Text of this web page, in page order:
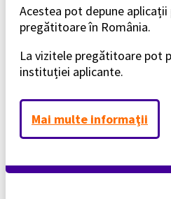
Acestea pot depune
pregătitoare în România.
La vizitele pregătitoare pot
instituției aplicante.
Mai multe informaţii